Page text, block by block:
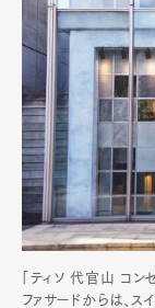
「ティソ 代官山 コン
ファサードからは、